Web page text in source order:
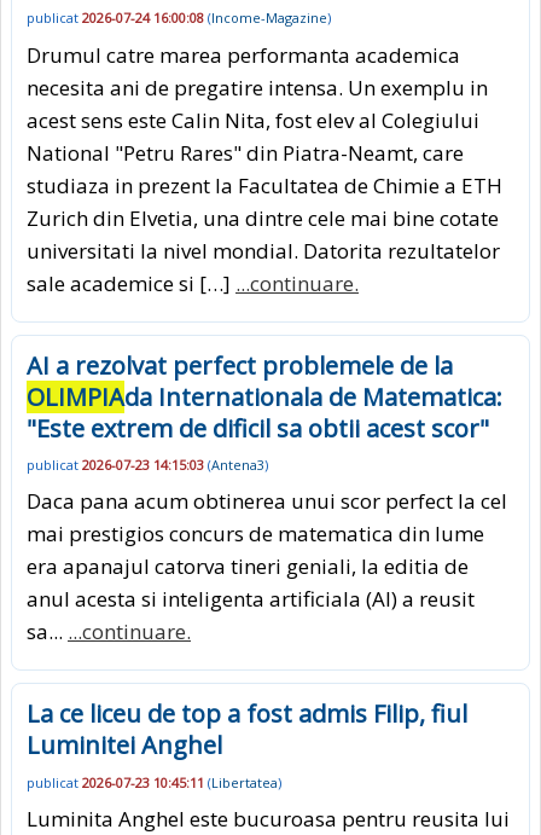
publicat 2026-07-24 16:00:08 (Income-Magazine)
Drumul catre marea performanta academica
necesita ani de pregatire intensa. Un exemplu in
acest sens este Calin Nita, fost elev al Colegiului
National "Petru Rares" din Piatra-Neamt, care
studiaza in prezent la Facultatea de Chimie a ETH
Zurich din Elvetia, una dintre cele mai bine cotate
universitati la nivel mondial. Datorita rezultatelor
sale academice si […] ...continuare.
AI a rezolvat perfect problemele de la
OLIMPIAda Internationala de Matematica:
"Este extrem de dificil sa obtii acest scor"
publicat 2026-07-23 14:15:03 (Antena3)
Daca pana acum obtinerea unui scor perfect la cel
mai prestigios concurs de matematica din lume
era apanajul catorva tineri geniali, la editia de
anul acesta si inteligenta artificiala (AI) a reusit
sa... ...continuare.
La ce liceu de top a fost admis Filip, fiul
Luminitei Anghel
publicat 2026-07-23 10:45:11 (Libertatea)
Luminita Anghel este bucuroasa pentru reusita lui